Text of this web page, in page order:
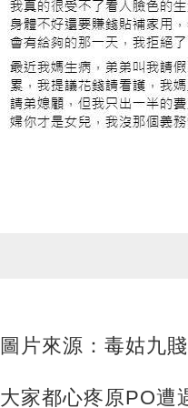
圖片來源：毒姑九
大家都心疼原PO遭